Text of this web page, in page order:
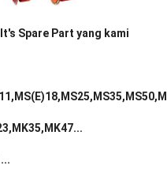
Spare Part yang kami